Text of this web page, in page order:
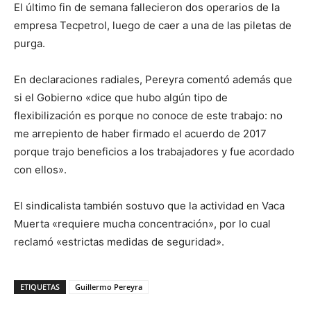
El último fin de semana fallecieron dos operarios de la
empresa Tecpetrol, luego de caer a una de las piletas de
purga.
En declaraciones radiales, Pereyra comentó además que
si el Gobierno «dice que hubo algún tipo de
flexibilización es porque no conoce de este trabajo: no
me arrepiento de haber firmado el acuerdo de 2017
porque trajo beneficios a los trabajadores y fue acordado
con ellos».
El sindicalista también sostuvo que la actividad en Vaca
Muerta «requiere mucha concentración», por lo cual
reclamó «estrictas medidas de seguridad».
ETIQUETAS Guillermo Pereyra